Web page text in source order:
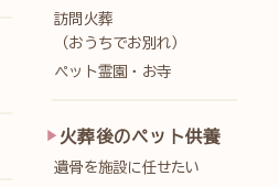
訪問火葬
（おうちでお別れ）
ペット霊園・お寺
火葬後のペット供養
遺骨を施設に任せたい